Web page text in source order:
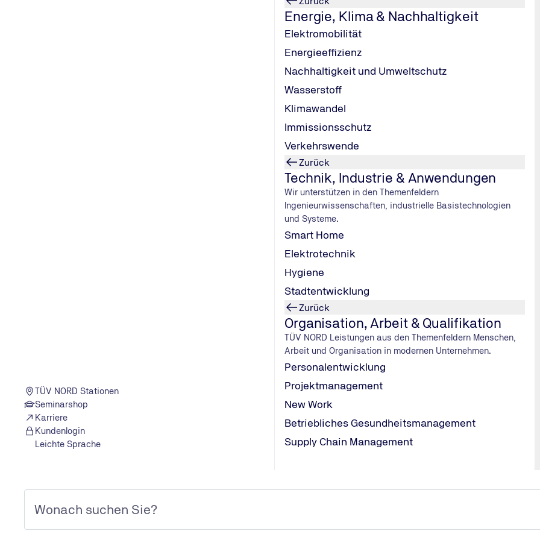
TÜV NORD Stationen
Seminarshop
Karriere
Kundenlogin
Leichte Sprache
Energie, Klima & Nachhaltigkeit
Elektromobilität
Energieeffizienz
Nachhaltigkeit und Umweltschutz
Wasserstoff
Klimawandel
Immissionsschutz
Verkehrswende
Zurück
Technik, Industrie & Anwendungen
Wir unterstützen in den Themenfeldern
Ingenieurwissenschaften, industrielle Basistechnologien
und Systeme.
Smart Home
Elektrotechnik
Hygiene
Stadtentwicklung
Zurück
Organisation, Arbeit & Qualifikation
TÜV NORD Leistungen aus den Themenfeldern Menschen,
Arbeit und Organisation in modernen Unternehmen.
Personalentwicklung
Projektmanagement
New Work
Betriebliches Gesundheitsmanagement
Supply Chain Management
- nach beschleunigter Grundqualifikation durch Ausbildung nach § 4 Abs. 2 BKrQK im Linienverkehr bis 50
Die Fahrerlaubnis kann mit 20 Jahren erworben werden für Personen während oder nach Abschluss einer
1. dem staatlich anerkannten Ausbildungsberuf "Berufskraftfahrer/ Berufskraftfahrerin",
3. einem staatlich anerkannten Ausbildungsberuf, in dem vergleichbare Fertigkeiten und Kenntnisse zur
Die Fahrerlaubnis kann mit 18 Jahren erworben werden: für Personen während oder nach Abschluss einer
2. dem staatlich anerkannten Ausbildungsberuf "Fachkraft im Fahrbetrieb" oder
3. einem staatlich anerkannten Ausbildungsberuf, in dem vergleichbare Fertigkeiten und Kenntnisse
öffentlichen Straßen vermittelt werden im Linienverkehr bis 50 km.
Voraussetzungen: Klasse B
Befristung:
Klasse DE wird grundsätzlich nur für 5 Jahre erteilt; danach wird sie für jeweils weitere 5 Jahre nach
arbeitsmedizinischem Gutachten bzw. MPU-Gutachten und augenärztlichem Gutachten) verlängert.
Einschluss:
Klassen D1E und BE
Die Fahrerlaubnis kann mit 23 Jahren erworben werden: nach beschleunigter Grundqualifikation durch
Die Fahrerlaubnis kann mit 21 Jahren erworben werden: - nach erfolgter Grundqualifikation nach § 4
Ausbildung nach § 4 Abs. 2 BKrQK im Linienverkehr bis 50 km.